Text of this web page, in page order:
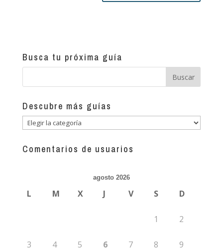
Busca tu próxima guía
Descubre más guías
Descubre
guías
Comentarios de usuarios
agosto 2026
L M X J V S D
1 2
3 4 5 6 7 8 9